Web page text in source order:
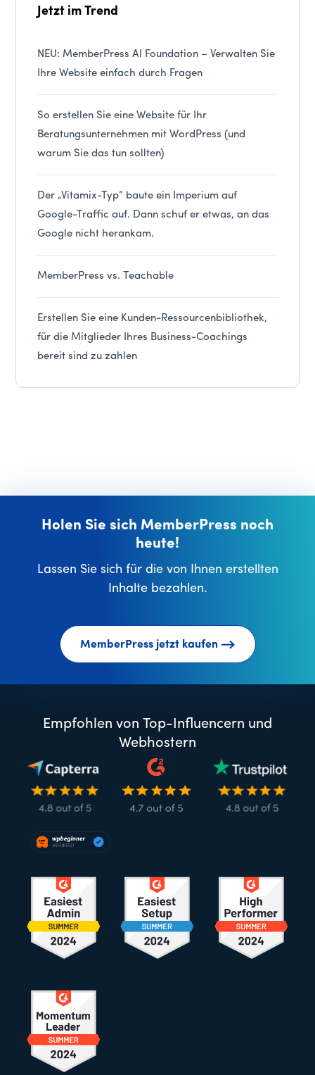
Jetzt im Trend
NEU: MemberPress AI Foundation – Verwalten Sie
Ihre Website einfach durch Fragen
So erstellen Sie eine Website für Ihr
Beratungsunternehmen mit WordPress (und
warum Sie das tun sollten)
Der „Vitamix-Typ“ baute ein Imperium auf
Google-Traffic auf. Dann schuf er etwas, an das
Google nicht herankam.
MemberPress vs. Teachable
Erstellen Sie eine Kunden-Ressourcenbibliothek,
für die Mitglieder Ihres Business-Coachings
bereit sind zu zahlen
Holen Sie sich MemberPress noch
heute!
Lassen Sie sich für die von Ihnen erstellten
Inhalte bezahlen.
MemberPress jetzt kaufen
Empfohlen von Top-Influencern und
Webhostern